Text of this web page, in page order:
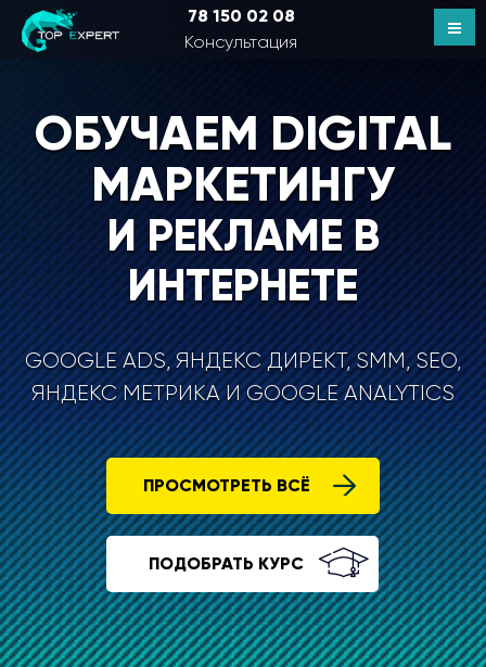
78 150 02 08
Консультация
ОБУЧАЕМ DIGITAL
МАРКЕТИНГУ
И РЕКЛАМЕ В
ИНТЕРНЕТЕ
GOOGLE ADS, ЯНДЕКС ДИРЕКТ, SMM, SEO,
ЯНДЕКС МЕТРИКА И GOOGLE ANALYTICS
ПРОСМОТРЕТЬ ВСЁ
ПОДОБРАТЬ КУРС